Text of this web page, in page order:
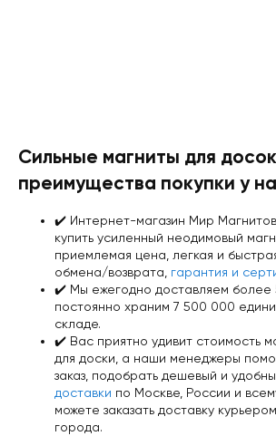
Сильные магниты для
преимущества покупки у
✔️ Интернет-магазин Мир
купить усиленный неодимовый
приемлемая цена, легкая и
обмена/возврата, гарантия и
✔️ Мы ежегодно доставляем более
постоянно храним 7 500 000
складе.
✔️ Вас приятно удивит стоимость
для доски, а наши менеджеры
заказ, подобрать дешевый и
доставки по Москве, России и
можете заказать доставку
города.